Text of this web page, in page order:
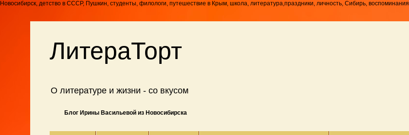
Новосибирск, детство в СССР, Пушкин, студенты, филологи, путешествие в Крым, школа, литература,праздники, личность, Сибирь, воспоминания
ЛитераТорт
О литературе и жизни - со вкусом
Блог Ирины Васильевой из Новосибирска